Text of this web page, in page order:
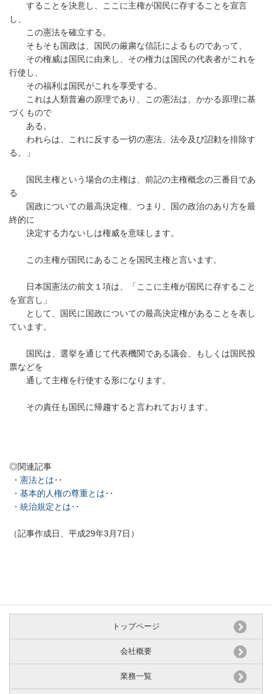
することを決意し、ここに主権が国民に存することを宣言
し、
この憲法を確立する。
そもそも国政は、国民の厳粛な信託によるものであって、
その権威は国民に由来し、その権力は国民の代表者がこれを
行使し、
その福利は国民がこれを享受する。
これは人類普遍の原理であり、この憲法は、かかる原理に基
づくもので
ある。
われらは、これに反する一切の憲法、法令及び詔勅を排除す
る。」
国民主権という場合の主権は、前記の主権概念の三番目であ
る
国政についての最高決定権、つまり、国の政治のあり方を最
終的に
決定する力ないしは権威を意味します。
この主権が国民にあることを国民主権と言います。
日本国憲法の前文１項は、「ここに主権が国民に存すること
を宣言し」
として、国民に国政についての最高決定権があることを表し
ています。
国民は、選挙を通じて代表機関である議会、もしくは国民投
票などを
通して主権を行使する形になります。
その責任も国民に帰趨すると言われております。
◎関連記事
・憲法とは･･
・基本的人権の尊重とは･･
・統治規定とは･･
（記事作成日、平成29年3月7日）
トップページ
会社概要
業務一覧